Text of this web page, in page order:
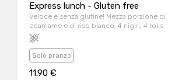
Express lunch - Gluten free
Veloce e senza glutine! Mezza porzione di
edamame e di riso bianco, 4 nigiri, 4 rolls
Solo pranzo
11.90 €